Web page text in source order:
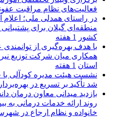
فعالیت‌های نظام مراقبت
در راستای همدلی ملی؛ اعلام
منطقه‌ای گیلان برای
كشور
1 هفته
با هدف بهره‌گیری از
همكاری میان شركت توزیع
استان 1 هفته
نشست هیئت مدیره کودآلی
شد تأکید بر تسریع در
بازدید میدانی معاون درمان
روند ارائه خدمات درمانی به
خانواده و نظام ارجاع در